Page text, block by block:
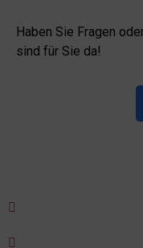
Haben Sie Fragen
sind für Sie da!